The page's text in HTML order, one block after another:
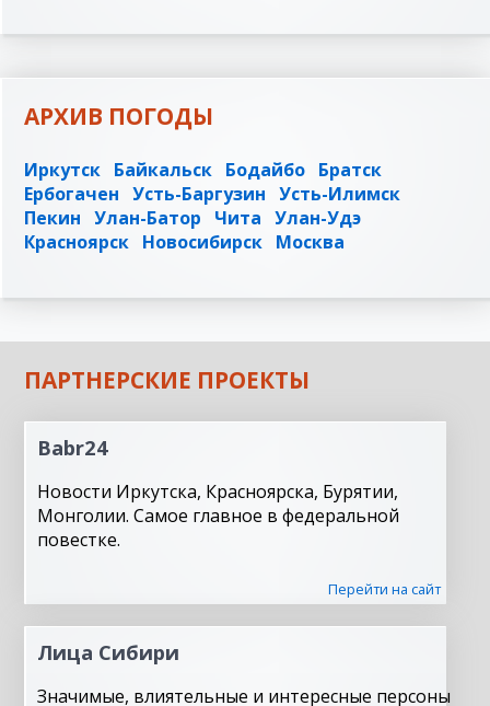
АРХИВ ПОГОДЫ
Иркутск Байкальск Бодайбо Братск
Ербогачен Усть-Баргузин Усть-Илимск
Пекин Улан-Батор Чита Улан-Удэ
Красноярск Новосибирск Москва
ПАРТНЕРСКИЕ ПРОЕКТЫ
Babr24
Новости Иркутска, Красноярска, Бурятии,
Монголии. Самое главное в федеральной
повестке.
Перейти на сайт
Лица Сибири
Значимые, влиятельные и интересные персоны